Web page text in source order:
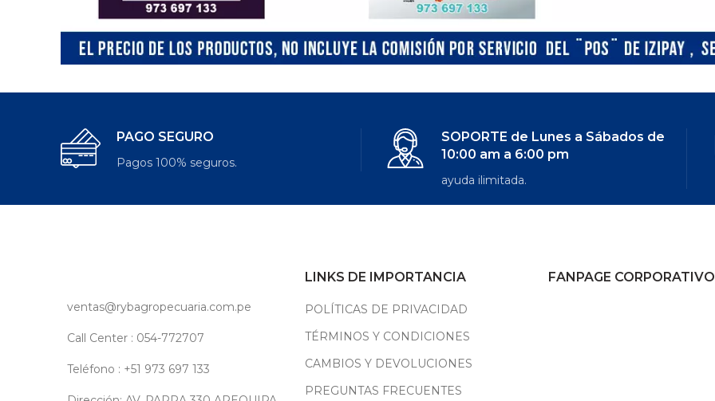
PAGO SEGURO
Pagos 100% seguros.
SOPORTE de Lunes a Sábados de
10:00 am a 6:00 pm
ayuda ilimitada.
ventas@rybagropecuaria.com.pe
Call Center : 054-772707
Teléfono : +51 973 697 133
LINKS DE IMPORTANCIA
POLÍTICAS DE PRIVACIDAD
TÉRMINOS Y CONDICIONES
CAMBIOS Y DEVOLUCIONES
PREGUNTAS FRECUENTES
FANPAGE CORPORATIVO